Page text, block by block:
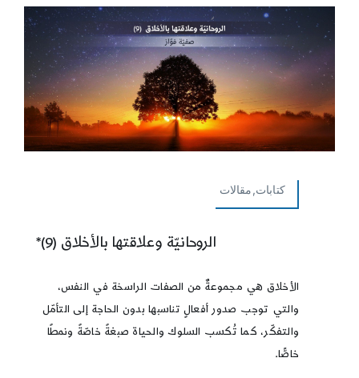
كتابات,مقالات
الروحانيّة وعلاقتها بالأخلاق (9)*
الأخلاق هي مجموعةٌ من الصفات الراسخة في النفس،
والتي توجب صدور أفعالٍ تناسبها بدون الحاجة إلى التأمّل
والتفكّر، كما تُكسب السلوك والحياة صبغةً خاصّةً ونمطًا
خاصًّا.